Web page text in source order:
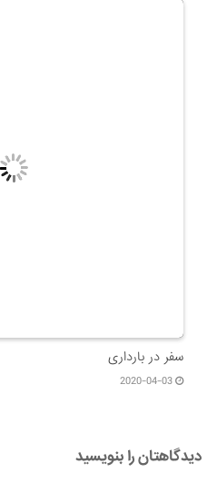
نشانی ایمیل شما منتشر نخواهد شد.